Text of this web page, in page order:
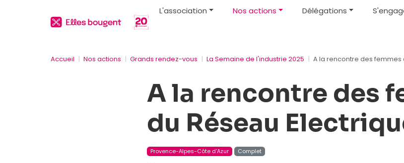
L'association Nos actions Délégations
Accueil Nos actions Grands rendez-vous La Semaine de l'industrie 2025 A la rencontre des femmes
A la rencontre des
du Réseau
Provence-Alpes-Côte d'Azur Complet